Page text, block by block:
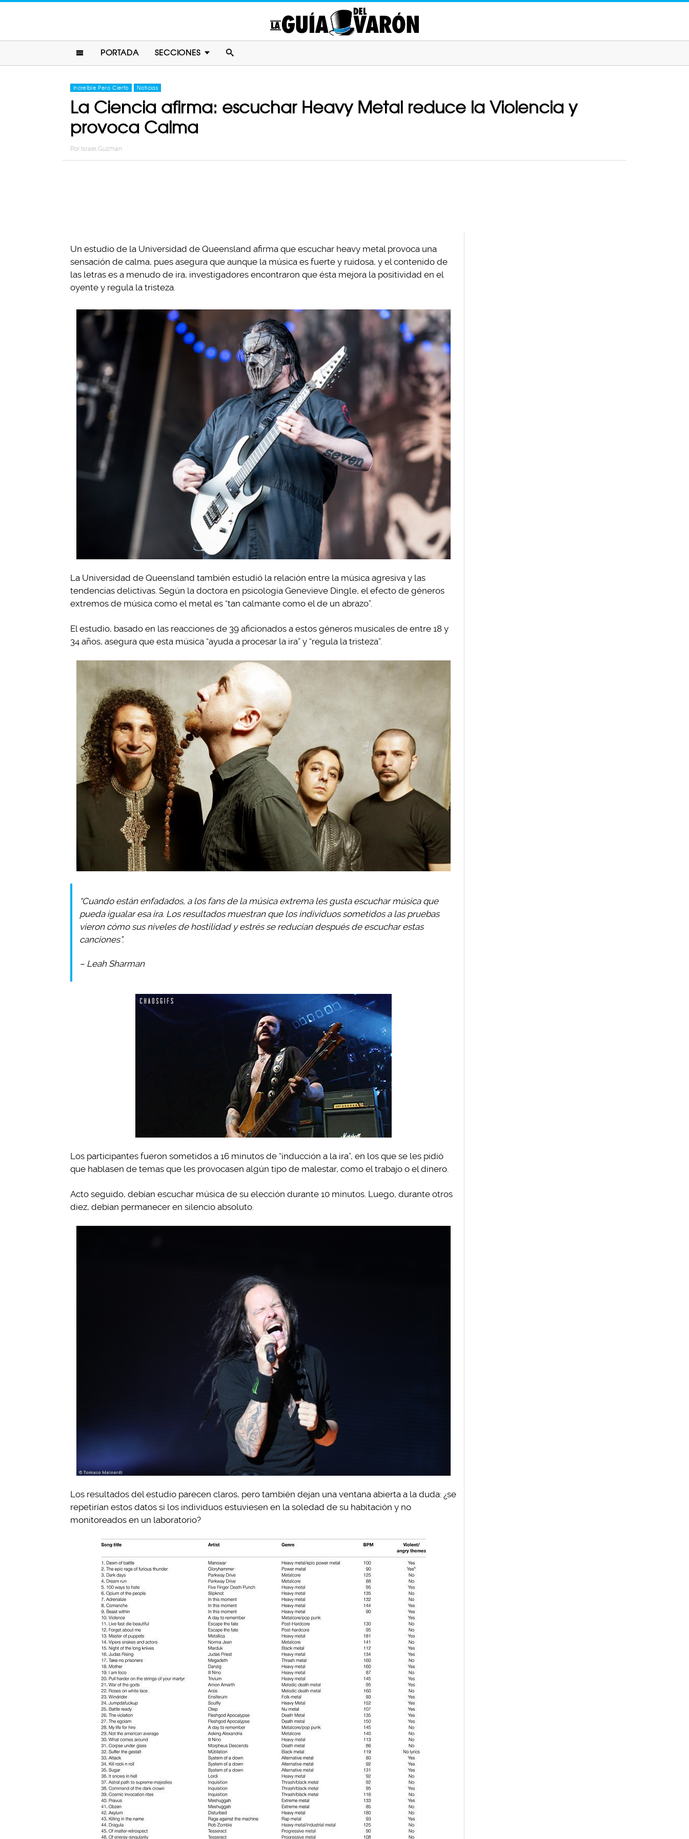
PORTADA SECCIONES
Increíble Pero Cierto Noticias
La Ciencia afirma: escuchar Heavy Metal reduce la Violencia y
provoca Calma
Por Israel Guzman
Un estudio de la Universidad de Queensland afirma que escuchar heavy metal provoca una
sensación de calma, pues asegura que aunque la música es fuerte y ruidosa, y el contenido de
las letras es a menudo de ira, investigadores encontraron que ésta mejora la positividad en el
oyente y regula la tristeza.
La Universidad de Queensland también estudió la relación entre la música agresiva y las
tendencias delictivas. Según la doctora en psicología Genevieve Dingle, el efecto de géneros
extremos de música como el metal es “tan calmante como el de un abrazo”.
El estudio, basado en las reacciones de 39 aficionados a estos géneros musicales de entre 18 y
34 años, asegura que esta música “ayuda a procesar la ira” y “regula la tristeza”.
“Cuando están enfadados, a los fans de la música extrema les gusta escuchar música que
pueda igualar esa ira. Los resultados muestran que los individuos sometidos a las pruebas
vieron cómo sus niveles de hostilidad y estrés se reducían después de escuchar estas
canciones”.
– Leah Sharman
Los participantes fueron sometidos a 16 minutos de “inducción a la ira”, en los que se les pidió
que hablasen de temas que les provocasen algún tipo de malestar, como el trabajo o el dinero.
Acto seguido, debían escuchar música de su elección durante 10 minutos. Luego, durante otros
diez, debían permanecer en silencio absoluto.
Los resultados del estudio parecen claros, pero también dejan una ventana abierta a la duda: ¿se
repetirían estos datos si los individuos estuviesen en la soledad de su habitación y no
monitoreados en un laboratorio?